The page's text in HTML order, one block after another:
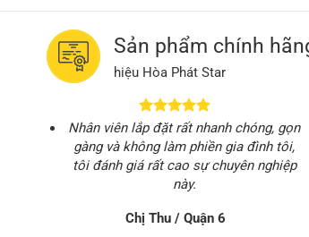
là:
950.000₫.
tại
450.000₫.
Sản phẩm chính
hiệu Hòa Phát Star
Nhân viên lắp đặt rất nhanh chóng, gọn
gàng và không làm phiền gia đình tôi,
tôi đánh giá rất cao sự chuyên nghiệp
này.
Chị Thu / Quận 6